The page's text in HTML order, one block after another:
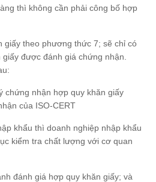
thì không cần phải công bố hợp
giấy theo phương thức 7; sẽ chỉ có
được đánh giá chứng nhận.
chứng nhận hợp quy khăn giấy
của ISO-CERT
khẩu thì doanh nghiệp nhập khẩu
kiểm tra chất lượng với cơ quan
đánh giá hợp quy khăn giấy; và